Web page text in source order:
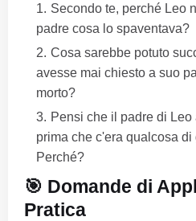
Secondo te, perché Leo
padre cosa lo spaventava?
Cosa sarebbe potuto
avesse mai chiesto a suo
morto?
Pensi che il padre di
prima che c'era qualcosa
Perché?
🎯 Domande di
Pratica